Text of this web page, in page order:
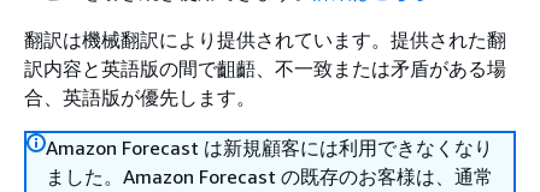
翻訳は機械翻訳により提供されています。提供された翻
訳内容と英語版の間で齟齬、不一致または矛盾がある場
合、英語版が優先します。
Amazon Forecast は新規顧客には利用できなくなり
ました。Amazon Forecast の既存のお客様は、通常